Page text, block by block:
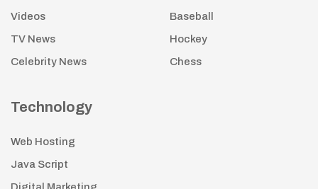
Videos
TV News
Celebrity News
Baseball
Hockey
Chess
Technology
Web Hosting
Java Script
Digital Marketing